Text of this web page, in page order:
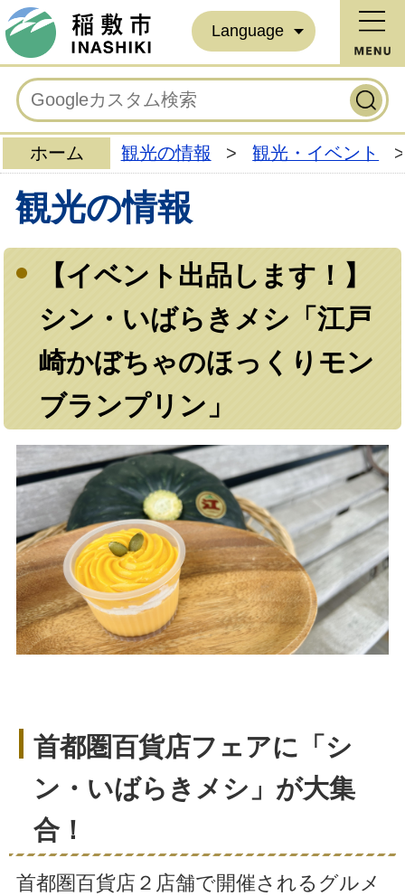
Language
ホーム 観光の情報 > 観光・イベント >
観光の情報
【イベント出品します！】
シン・いばらきメシ「江戸
崎かぼちゃのほっくりモン
ブランプリン」
首都圏百貨店フェアに「シ
ン・いばらきメシ」が大集
合！
首都圏百貨店２店舗で開催されるグルメ